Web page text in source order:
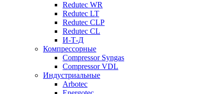
Redutec WR
Redutec LT
Redutec CLP
Redutec CL
И-Т-Д
Компрессорные
Compressor Syngas
Compressor VDL
Индустриальные
Arbotec